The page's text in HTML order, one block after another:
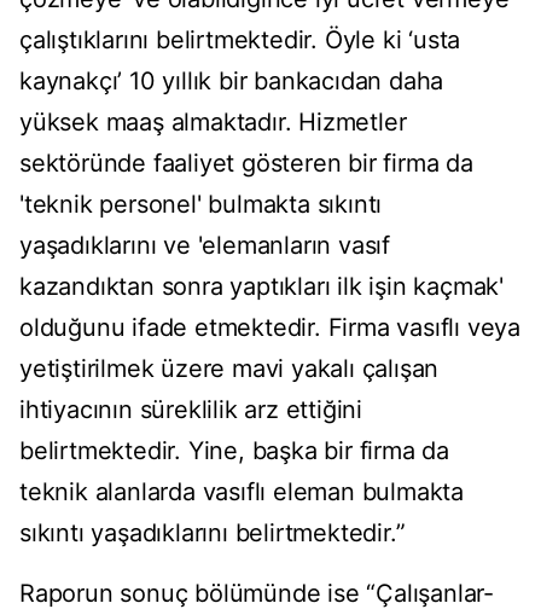
çalıştıklarını belirtmektedir. Öyle ki ‘usta
kaynakçı’ 10 yıllık bir bankacıdan daha
yüksek maaş almaktadır. Hizmetler
sektöründe faaliyet gösteren bir firma da
'teknik personel' bulmakta sıkıntı
yaşadıklarını ve 'elemanların vasıf
kazandıktan sonra yaptıkları ilk işin kaçmak'
olduğunu ifade etmektedir. Firma vasıflı veya
yetiştirilmek üzere mavi yakalı çalışan
ihtiyacının süreklilik arz ettiğini
belirtmektedir. Yine, başka bir firma da
teknik alanlarda vasıflı eleman bulmakta
sıkıntı yaşadıklarını belirtmektedir.”
Raporun sonuç bölümünde ise “Çalışanlar-